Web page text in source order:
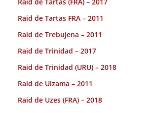
Raid de Tartas FRA – 2011
Raid de Trebujena – 2011
Raid de Trinidad – 2017
Raid de Trinidad (URU) – 2018
Raid de Ulzama – 2011
Raid de Uzes (FRA) – 2018